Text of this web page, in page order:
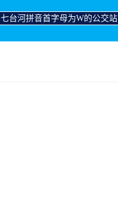
七台河拼音首字母为W的公交站